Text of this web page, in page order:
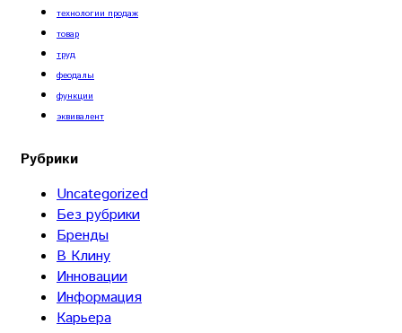
технологии продаж
товар
труд
феодалы
функции
эквивалент
Рубрики
Uncategorized
Без рубрики
Бренды
В Клину
Инновации
Информация
Карьера